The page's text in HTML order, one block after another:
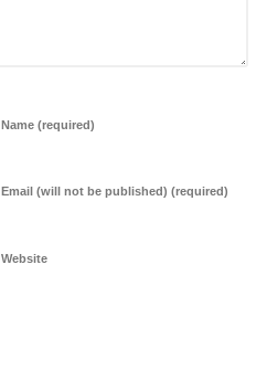
Name (required)
Email (will not be published) (required)
Website